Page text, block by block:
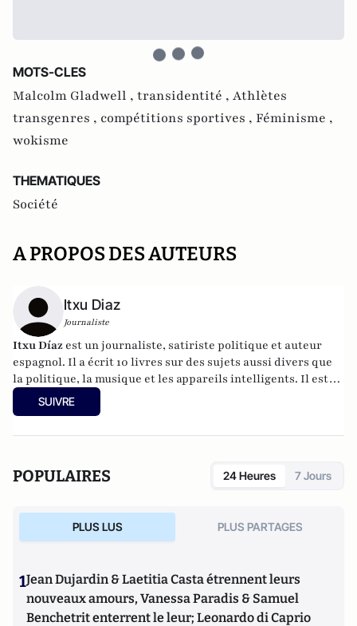
MOTS-CLES
Malcolm Gladwell , transidentité , Athlètes
transgenres , compétitions sportives , Féminisme ,
wokisme
THEMATIQUES
Société
A PROPOS DES AUTEURS
Itxu Diaz
Journaliste
Itxu Díaz est un journaliste, satiriste politique et auteur
espagnol. Il a écrit 10 livres sur des sujets aussi divers que
la politique, la musique et les appareils intelligents. Il est
collaborateur de The American Spectator , The Daily
Beast , The Daily Caller , National Review , First
été conseiller auprès du ministère de l'Éducation, de la
SUIVRE
POPULAIRES 24 Heures 7 Jours
PLUS LUS PLUS PARTAGES
1Jean Dujardin & Laetitia Casta étrennent leurs
nouveaux amours, Vanessa Paradis & Samuel
Benchetrit enterrent le leur; Leonardo di Caprio